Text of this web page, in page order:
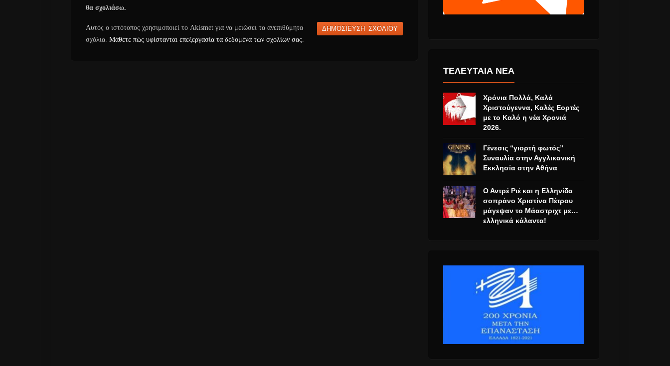
θα σχολιάσω.
Αυτός ο ιστότοπος χρησιμοποιεί το Akismet για να μειώσει τα ανεπιθύμητα
σχόλια. Μάθετε πώς υφίστανται επεξεργασία τα δεδομένα των σχολίων σας
ΤΕΛΕΥΤΑΙΑ ΝΕΑ
Χρόνια Πολλά, Καλά
Χριστούγεννα, Καλές Εορτές
με το Καλό η νέα Χρονιά
2026.
Γένεσις “γιορτή φωτός”
Συναυλία στην Αγγλικανική
Εκκλησία στην Αθήνα
Ο Αντρέ Ριέ και η Ελληνίδα
σοπράνο Χριστίνα Πέτρου
μάγεψαν το Μάαστριχτ με…
ελληνικά κάλαντα!